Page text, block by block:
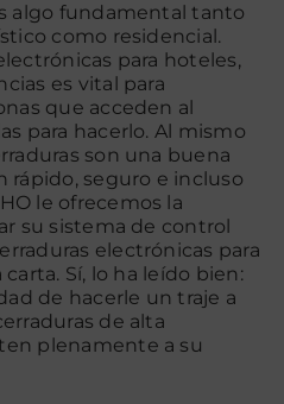
algo fundamental tanto
como residencial.
para hoteles,
es vital para
que acceden al
para hacerlo. Al mismo
son una buena
rápido, seguro e incluso
le ofrecemos la
su sistema de control
electrónicas para
Sí, lo ha leído bien:
de hacerle un traje a
de alta
plenamente a su